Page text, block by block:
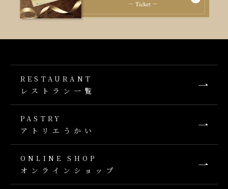
RESTAURANT
レストラン一覧
PASTRY
アトリエうかい
ONLINE SHOP
オンラインショップ